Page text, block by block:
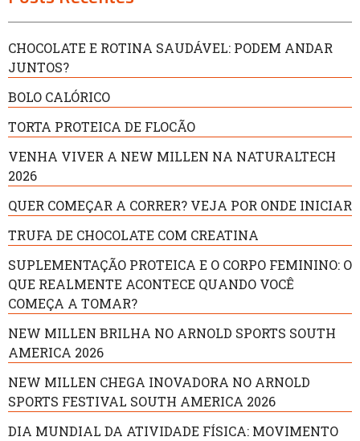
CHOCOLATE E ROTINA SAUDÁVEL: PODEM ANDAR
JUNTOS?
BOLO CALÓRICO
TORTA PROTEICA DE FLOCÃO
VENHA VIVER A NEW MILLEN NA NATURALTECH
2026
QUER COMEÇAR A CORRER? VEJA POR ONDE INICIAR
TRUFA DE CHOCOLATE COM CREATINA
SUPLEMENTAÇÃO PROTEICA E O CORPO FEMININO: O
QUE REALMENTE ACONTECE QUANDO VOCÊ
COMEÇA A TOMAR?
NEW MILLEN BRILHA NO ARNOLD SPORTS SOUTH
AMERICA 2026
NEW MILLEN CHEGA INOVADORA NO ARNOLD
SPORTS FESTIVAL SOUTH AMERICA 2026
DIA MUNDIAL DA ATIVIDADE FÍSICA: MOVIMENTO